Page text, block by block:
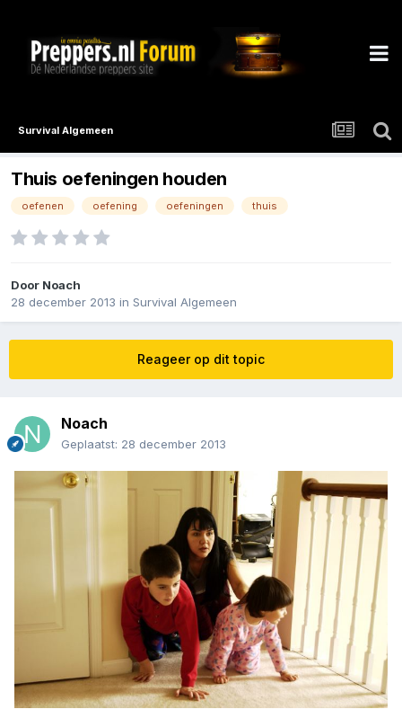
Survival Algemeen
Thuis oefeningen houden
oefenen oefening oefeningen thuis
Door Noach
28 december 2013 in Survival Algemeen
Reageer op dit topic
Noach
Geplaatst: 28 december 2013